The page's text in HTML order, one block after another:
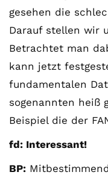
gesehen die
Darauf stellen wir
Betrachtet man
kann jetzt
fundamentalen
sogenannten heiß
Beispiel die der
fd: Interessant!
BP: